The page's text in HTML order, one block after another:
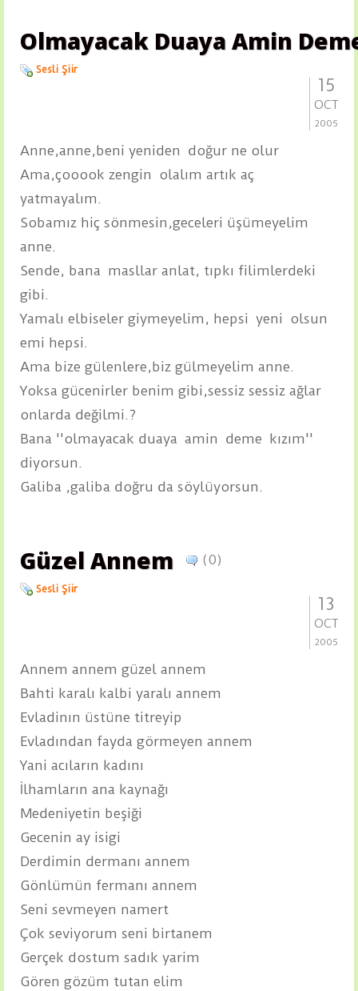
Olmayacak Duaya Amin
Sesli Şiir
15
OCT
2005
Anne,anne,beni yeniden doğur ne olur
Ama,çooook zengin olalım artık aç
yatmayalım.
Sobamız hiç sönmesin,geceleri üşümeyelim
anne.
Sende, bana masllar anlat, tıpkı filimlerdeki
gibi.
Yamalı elbiseler giymeyelim, hepsi yeni olsun
emi hepsi.
Ama bize gülenlere,biz gülmeyelim anne.
Yoksa gücenirler benim gibi,sessiz sessiz ağlar
onlarda değilmi.?
Bana ''olmayacak duaya amin deme kızım''
diyorsun.
Galiba ,galiba doğru da söylüyorsun.
Güzel Annem (0)
Sesli Şiir
13
OCT
2005
Annem annem güzel annem
Bahti karalı kalbi yaralı annem
Evladinın üstüne titreyip
Evladından fayda görmeyen annem
Yani acıların kadını
İlhamların ana kaynağı
Medeniyetin beşiği
Gecenin ay isigi
Derdimin dermanı annem
Gönlümün fermanı annem
Seni sevmeyen namert
Çok seviyorum seni birtanem
Gerçek dostum sadık yarim
Gören gözüm tutan elim